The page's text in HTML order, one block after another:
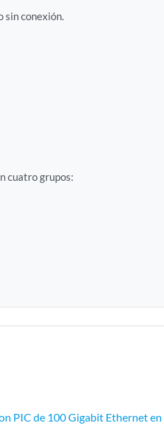
sin conexión.
cuatro grupos:
PIC de 100 Gigabit Ethernet en